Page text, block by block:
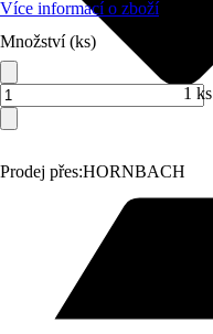
Prodej přes:HORNBACH
Více informací o zboží
Množství (ks)
1 ks